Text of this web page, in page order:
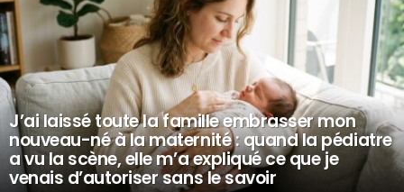
J’ai laissé toute la famille embrasser mon
nouveau-né à la maternité : quand la pédiatre
a vu la scène, elle m’a expliqué ce que je
venais d’autoriser sans le savoir